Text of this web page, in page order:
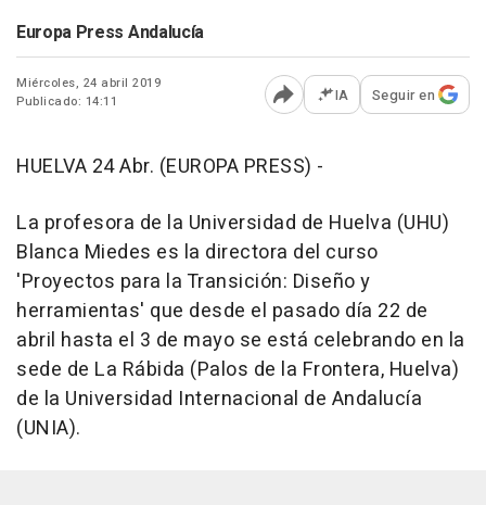
Europa Press Andalucía
Miércoles, 24 abril 2019
Publicado: 14:11
Abrir opciones para
IA Seguir en
HUELVA 24 Abr. (EUROPA PRESS) -
La profesora de la Universidad de Huelva (UHU)
Blanca Miedes es la directora del curso
'Proyectos para la Transición: Diseño y
herramientas' que desde el pasado día 22 de
abril hasta el 3 de mayo se está celebrando en la
sede de La Rábida (Palos de la Frontera, Huelva)
de la Universidad Internacional de Andalucía
(UNIA).